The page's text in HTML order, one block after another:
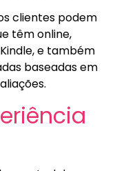
clientes podem
têm online,
e também
baseadas em